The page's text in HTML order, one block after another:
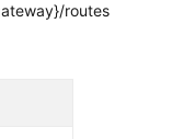
routes